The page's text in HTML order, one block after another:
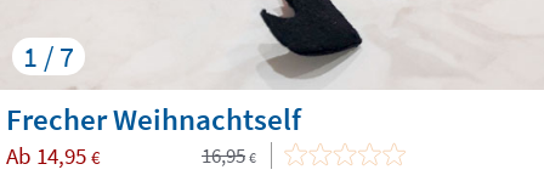
1 / 7
Frecher Weihnachtself
Ab 14,95 € 16,95 €